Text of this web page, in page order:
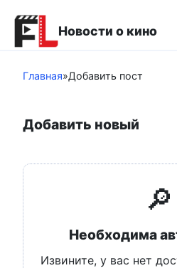
контенту
Новости о кино
Главная»Добавить пост
Добавить новый
🔎
Необходима
Извините, у вас нет